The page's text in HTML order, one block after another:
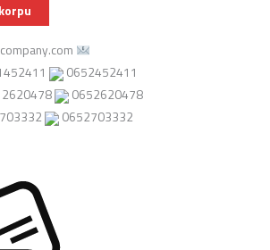
0652452411
0652620478
0652703332